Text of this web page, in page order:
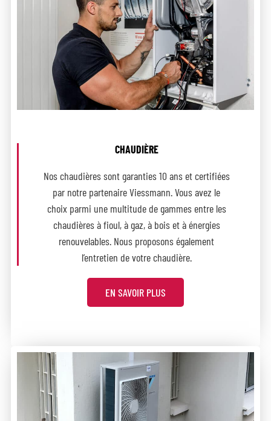
CHAUDIÈRE
Nos chaudières sont garanties 10 ans et certifiées
par notre partenaire Viessmann. Vous avez le
choix parmi une multitude de gammes entre les
chaudières à fioul, à gaz, à bois et à énergies
renouvelables. Nous proposons également
l’entretien de votre chaudière.
EN SAVOIR PLUS